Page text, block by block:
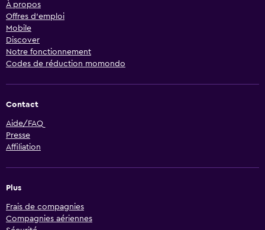
À propos
Offres d’emploi
Mobile
Discover
Notre fonctionnement
Codes de réduction momondo
Contact
Aide/FAQ
Presse
Affiliation
Plus
Frais de compagnies
Compagnies aériennes